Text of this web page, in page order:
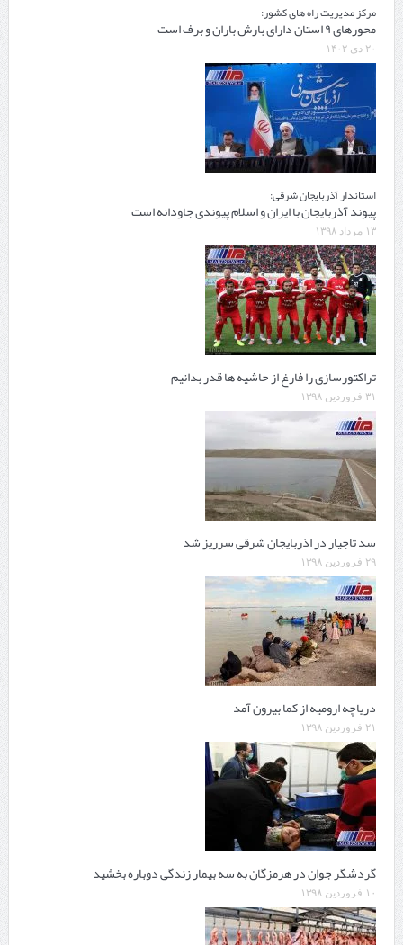
مرکز مدیریت راه های کشور:
محورهای ۹ استان دارای بارش باران و برف است
۲۰ دی ۱۴۰۲
استاندار آذربایجان شرقی:
پیوند آذربایجان با ایران و اسلام پیوندی جاودانه است
۱۳ مرداد ۱۳۹۸
تراکتورسازی را فارغ از حاشیه ها قدر بدانیم
۳۱ فروردین ۱۳۹۸
سد تاجیار در اذربایجان شرقی سرریز شد
۲۹ فروردین ۱۳۹۸
دریاچه ارومیه از کما بیرون آمد
۲۱ فروردین ۱۳۹۸
گردشگر جوان در هرمزگان به سه بیمار زندگی دوباره بخشید
۱۰ فروردین ۱۳۹۸